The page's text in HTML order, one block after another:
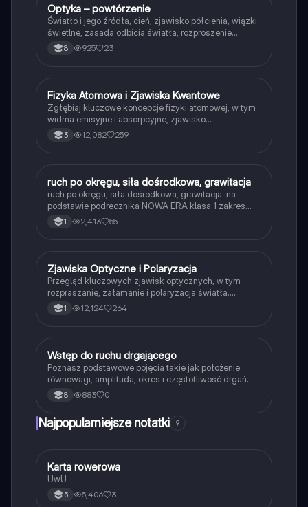
Fizyka
Optyka – powtórzenie
Światło i jego źródła, cień, zjawisko półcienia, wiązki
świetlne, zasada odbicia światła, rozproszenie
światła, obrazy w zwierciadłach, wzory
8 925 23
Fizyka
Fizyka Atomowa i Zjawiska Kwantowe
Zgłębiaj kluczowe koncepcje fizyki atomowej, w tym
widma emisyjne i absorpcyjne, zjawisko
fotoelektryczne oraz dualizm korpuskularno-falowy.
Dowiedz się o wpływie gazów cieplarnianych na
3 12,082 259
Fizyka
ruch po okręgu, siła dośrodkowa, grawitacja
ruch po okręgu, siła dośrodkowa, grawitacja. na
podstawie podrecznika NOWA ERA klasa 1 zakres
podstawowy.
1 2,413 55
Fizyka
Zjawiska Optyczne i Polaryzacja
Przegląd kluczowych zjawisk optycznych, w tym
rozpraszanie, załamanie i polaryzacja światła.
Zawiera omówienie miraży, interferencji oraz
zastosowań światłowodów w telekomunikacji i
1 12,124 264
WFizyka
Wstęp do ruchu drgającego
Poznasz podstawowe pojęcia takie jak położenie
równowagi, amplituda, okres i częstotliwość drgań.
8 883 0
Najpopularniejsze notatki 9
KTechnika
Karta rowerowa
UwU
5 5,406 3